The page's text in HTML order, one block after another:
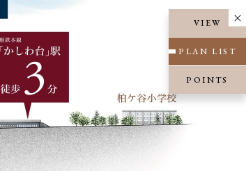
VIEW
PLAN LIST
POINTS